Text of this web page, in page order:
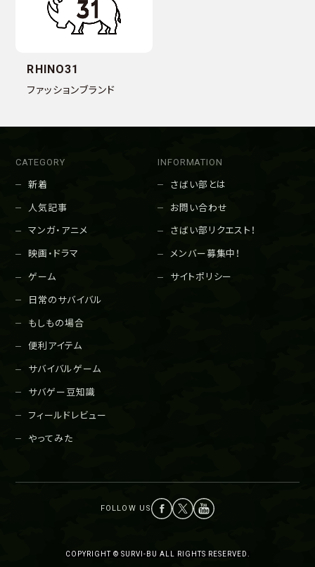
RHINO31
ファッションブランド
CATEGORY
新着
人気記事
マンガ・アニメ
映画・ドラマ
ゲーム
日常のサバイバル
もしもの場合
便利アイテム
サバイバルゲーム
サバゲー豆知識
フィールドレビュー
やってみた
INFORMATION
さばい部とは
お問い合わせ
さばい部リクエスト！
メンバー募集中！
サイトポリシー
COPYRIGHT © SURVI-BU ALL RIGHTS RESERVED.